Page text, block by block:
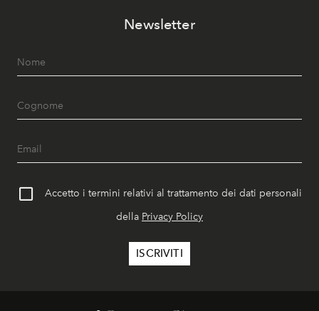
Newsletter
Accetto i termini relativi al trattamento dei dati personali
della Privacy Policy